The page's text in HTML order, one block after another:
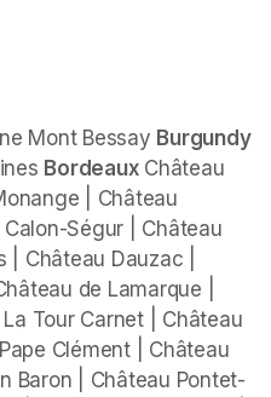
Mont Bessay
Burgundy
Bordeaux Château
| Château
Ségur | Château
Château Dauzac |
de Lamarque |
Tour Carnet | Château
Clément | Château
Baron | Château Pontet-